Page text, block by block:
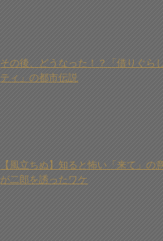
その後、どうなった！？「借りぐら
ティ」の都市伝説
【風立ちぬ】知ると怖い「来て」の
が二郎を誘ったワケ